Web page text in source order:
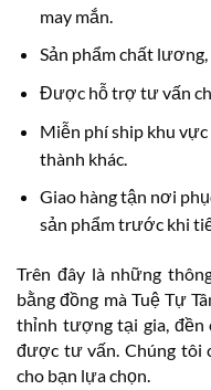
may mắn.
Sản phẩm chất
Được hỗ trợ tư vấn
Miễn phí ship khu
thành khác.
Giao hàng tận nơi
sản phẩm trước khi
Trên đây là những
bằng đồng mà Tuệ Tự
thỉnh tượng tại gia, đền
được tư vấn. Chúng tôi
cho bạn lựa chọn.